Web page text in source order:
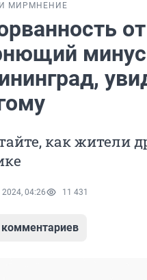
МИР МНЕНИЕ
как жители
04:26 11 431
комментариев